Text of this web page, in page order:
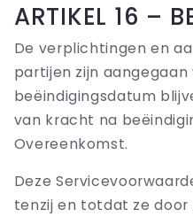
ARTIKEL 16 –
De verplichtingen en
partijen zijn
beëindigingsdatum
van kracht na
Overeenkomst.
Deze
tenzij en totdat ze door